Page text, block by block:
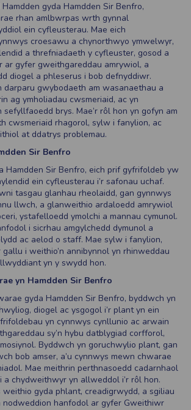
gyda Hamdden Sir Benfro,
rhan amlbwrpas wrth gynnal
ein cyfleusterau. Mae eich
croesawu a chynorthwyo ymwelwyr,
a threfniadaeth y cyfleuster, gosod a
gyfer gweithgareddau amrywiol, a
diogel a phleserus i bob defnyddiwr.
darparu gwybodaeth am wasanaethau a
ag ymholiadau cwsmeriaid, ac yn
brys. Mae’r rôl hon yn gofyn am
cwsmeriaid rhagorol, sylw i fanylion, ac
at ddatrys problemau.
Sir Benfro
Hamdden Sir Benfro, eich prif gyfrifoldeb yw
ein cyfleusterau i’r safonau uchaf.
tasgau glanhau rheolaidd, gan gynnwys
llwch, a glanweithio ardaloedd amrywiol
ystafelloedd ymolchi a mannau cymunol.
i sicrhau amgylchedd dymunol a
ac aelod o staff. Mae sylw i fanylion,
gallu i weithio’n annibynnol yn rhinweddau
yn y swydd hon.
yn Hamdden Sir Benfro
gyda Hamdden Sir Benfro, byddwch yn
diogel ac ysgogol i’r plant yn ein
yn cynnwys cynllunio ac arwain
sy’n hybu datblygiad corfforol,
Byddwch yn goruchwylio plant, gan
bob amser, a’u cynnwys mewn chwarae
Mae meithrin perthnasoedd cadarnhaol
a chydweithwyr yn allweddol i’r rôl hon.
weithio gyda phlant, creadigrwydd, a sgiliau
nodweddion hanfodol ar gyfer Gweithiwr